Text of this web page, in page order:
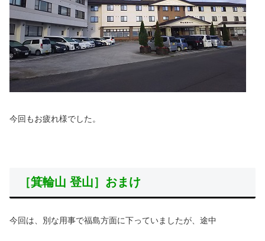
今回もお疲れ様でした。
［箕輪山 登山］おまけ
今回は、別な用事で福島方面に下っていましたが、途中